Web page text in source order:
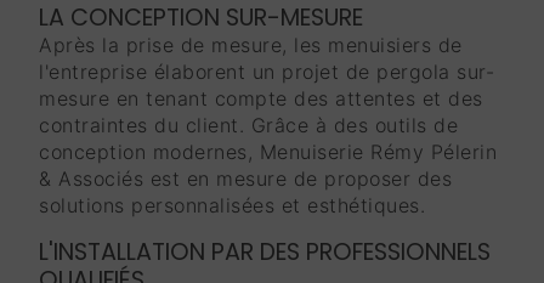
LA CONCEPTION SUR-MESURE
Après la prise de mesure, les menuisiers de
l'entreprise élaborent un projet de pergola sur-
mesure en tenant compte des attentes et des
contraintes du client. Grâce à des outils de
conception modernes, Menuiserie Rémy Pélerin
& Associés est en mesure de proposer des
solutions personnalisées et esthétiques.
L'INSTALLATION PAR DES PROFESSIONNELS